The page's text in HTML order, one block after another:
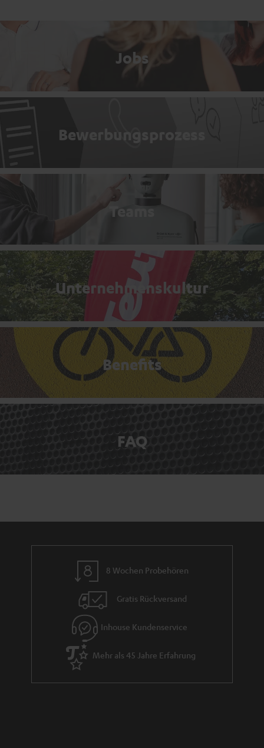
Jobs
Bewerbungsprozess
Teams
Unternehmenskultur
Benefits
FAQ
8 Wochen Probehören
Gratis Rückversand
Inhouse Kundenservice
Mehr als 45 Jahre Erfahrung